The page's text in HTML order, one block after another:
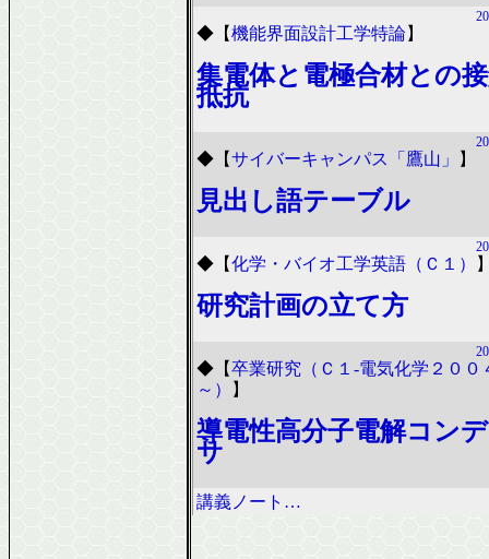
◆ 【機能界面設計工学特論】
集電体と電極合材との
抵抗
◆ 【サイバーキャンパス「鷹山」 】
見出し語テーブル
◆ 【化学・バイオ工学英語（Ｃ１）
研究計画の立て方
◆ 【卒業研究（Ｃ１-電気化学２００
～）
】
導電性高分子電解コン
サ
講義ノート…